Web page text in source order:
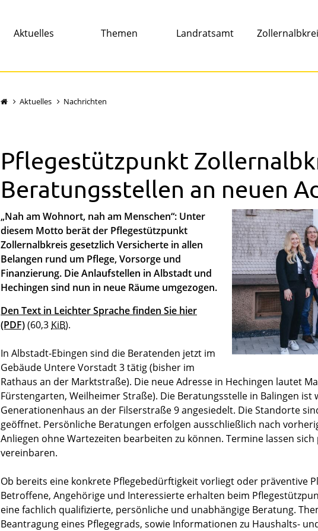
Aktuelles Themen Landratsamt
Aktuelles Nachrichten
Pflegestützpunkt
Beratungsstellen an neuen
„Nah am Wohnort, nah am Menschen“: Unter
diesem Motto berät der Pflegestützpunkt
Zollernalbkreis gesetzlich Versicherte in allen
Belangen rund um Pflege, Vorsorge und
Finanzierung. Die Anlaufstellen in Albstadt und
Hechingen sind nun in neue Räume umgezogen.
Den Text in Leichter Sprache finden Sie hier
(PDF)(60,3 KiB).
In Albstadt-Ebingen sind die Beratenden jetzt im
Gebäude Untere Vorstadt 3 tätig (bisher im
Rathaus an der Marktstraße). Die neue Adresse in Hechingen lautet
Fürstengarten, Weilheimer Straße). Die Beratungsstelle in Balingen ist
Generationenhaus an der Filserstraße 9 angesiedelt. Die Standorte
geöffnet. Persönliche Beratungen erfolgen ausschließlich nach
Anliegen ohne Wartezeiten bearbeiten zu können. Termine lassen
vereinbaren.
Ob bereits eine konkrete Pflegebedürftigkeit vorliegt oder präventive
Betroffene, Angehörige und Interessierte erhalten beim
eine fachlich qualifizierte, persönliche und unabhängige Beratung.
Beantragung eines Pflegegrads, sowie Informationen zu Haushalts-